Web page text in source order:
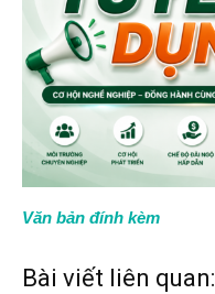
Văn bản đính kèm
Bài viết liên quan: